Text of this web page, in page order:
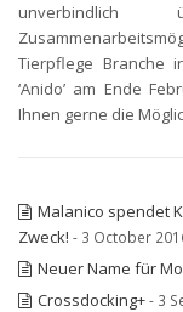
Tierpflege Branche
‘Anido’ am Ende
Ihnen gerne die
Malanico spendet
Zweck! - 3 October
Neuer Name für
Crossdocking+- 3